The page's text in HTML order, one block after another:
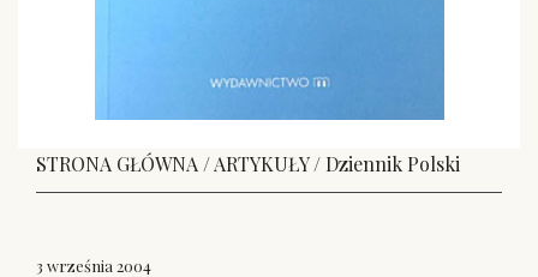
STRONA GŁÓWNA /ARTYKUŁY / Dziennik Polski
3 września 2004